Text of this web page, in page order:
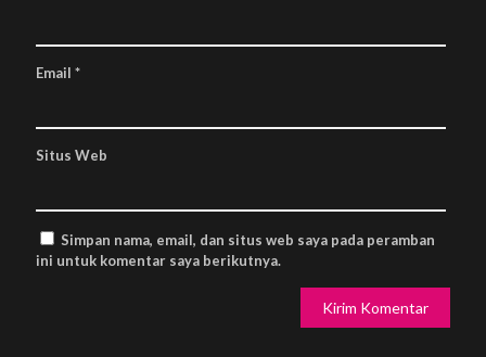
Email *
Situs Web
Simpan nama, email, dan situs web saya pada peramban
ini untuk komentar saya berikutnya.